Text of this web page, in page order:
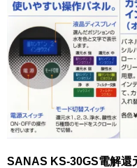
SANAS KS-30GS電解